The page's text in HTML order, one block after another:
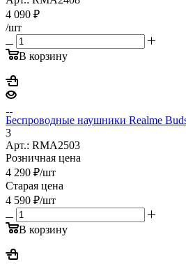
4 090 ₽
/шт
В корзину
Беспроводные наушники Realme
3
Арт.: RMA2503
Розничная цена
4 290 ₽/шт
Старая цена
4 590 ₽/шт
В корзину